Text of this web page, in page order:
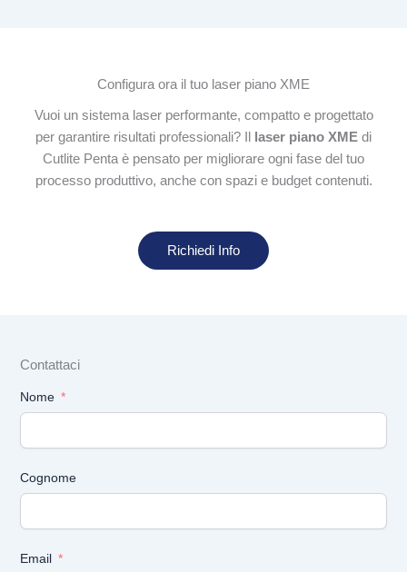
Configura ora il tuo laser piano XME
Vuoi un sistema laser performante, compatto e progettato
per garantire risultati professionali? Il
laser piano XME di
Cutlite Penta è pensato per migliorare ogni fase del tuo
processo produttivo, anche con spazi e budget contenuti.
Richiedi Info
Contattaci
Nome
Cognome
Email